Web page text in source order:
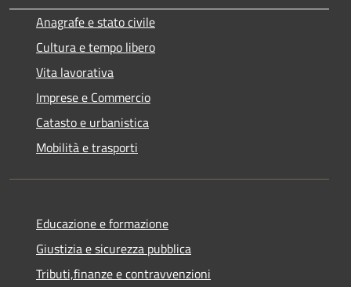
Anagrafe e stato civile
Cultura e tempo libero
Vita lavorativa
Imprese e Commercio
Catasto e urbanistica
Mobilità e trasporti
Educazione e formazione
Giustizia e sicurezza pubblica
Tributi,finanze e contravvenzioni